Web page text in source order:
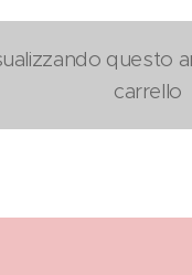
questo
carrello